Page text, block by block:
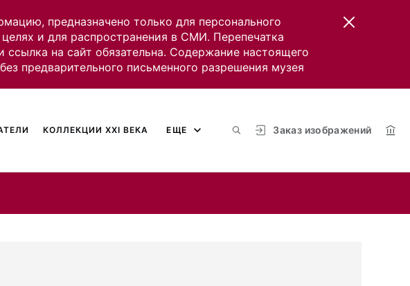
предназначено только для персонального
и для распространения в СМИ. Перепечатка
на сайт обязательна. Содержание настоящего
предварительного письменного разрешения музея
Заказ изображений
КОЛЛЕКЦИИ XXI ВЕКА ЕЩЕ